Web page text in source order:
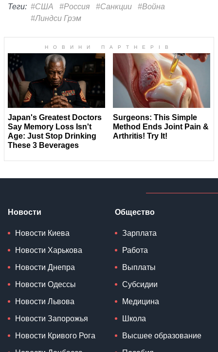
Теги: #США #Россия #Санкции
#Война
#Линдси Грэм
Новости
Новости Киева
Новости Харькова
Новости Днепра
Новости Одессы
Новости Львова
Новости Запорожья
Новости Кривого Рога
Общество
Зарплата
Работа
Выплаты
Субсидии
Медицина
Школа
Высшее образование